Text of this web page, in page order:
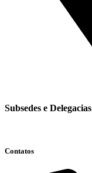
Subsedes e Delegacias
Contatos